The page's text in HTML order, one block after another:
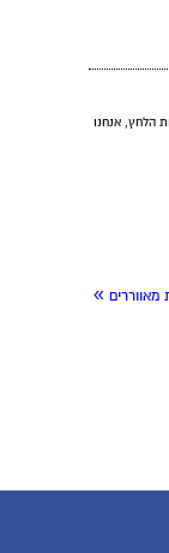
הלחץ, אנחנו
מאווררים »